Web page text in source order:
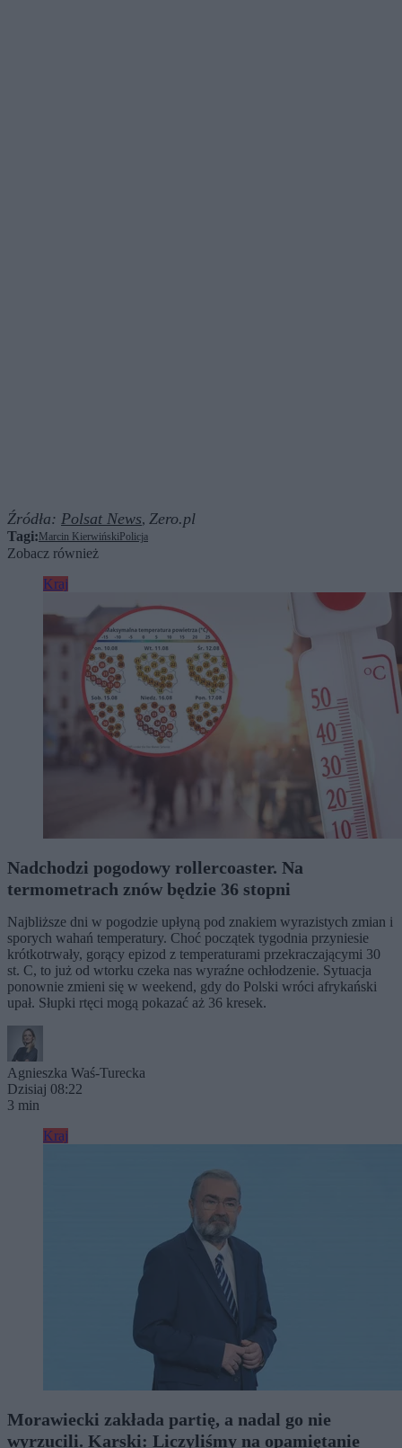
Źródła: Polsat News, Zero.pl
Tagi:Marcin KierwińskiPolicja
Zobacz również
Kraj
Nadchodzi pogodowy rollercoaster. Na
termometrach znów będzie 36 stopni
Najbliższe dni w pogodzie upłyną pod znakiem wyrazistych zmian i
sporych wahań temperatury. Choć początek tygodnia przyniesie
krótkotrwały, gorący epizod z temperaturami przekraczającymi 30
st. C, to już od wtorku czeka nas wyraźne ochłodzenie. Sytuacja
ponownie zmieni się w weekend, gdy do Polski wróci afrykański
upał. Słupki rtęci mogą pokazać aż 36 kresek.
Agnieszka Waś-Turecka
Dzisiaj 08:22
3 min
Kraj
Morawiecki zakłada partię, a nadal go nie
wyrzucili. Karski: Liczyliśmy na opamiętanie